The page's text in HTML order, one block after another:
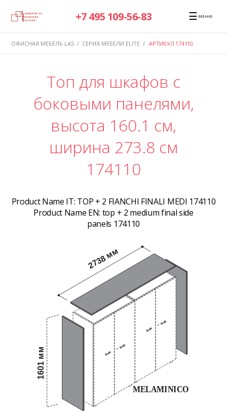
+7 495 109-56-83 ☰ МЕНЮ
ОФИСНАЯ МЕБЕЛЬ LAS / СЕРИЯ МЕБЕЛИ ELITE / АРТИКУЛ 174110
Топ для шкафов с
боковыми панелями,
высота 160.1 см,
ширина 273.8 см
174110
Product Name IT: TOP + 2 FIANCHI FINALI MEDI 174110
Product Name EN: top + 2 medium final side
panels 174110